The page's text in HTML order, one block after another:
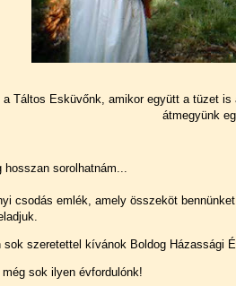
a Táltos Esküvőnk, amikor együtt a tüzet
átmegyünk
hosszan sorolhatnám...
csodás emlék, amely összeköt
sok szeretettel kívánok Boldog Házassági
még sok ilyen évfordulónk!